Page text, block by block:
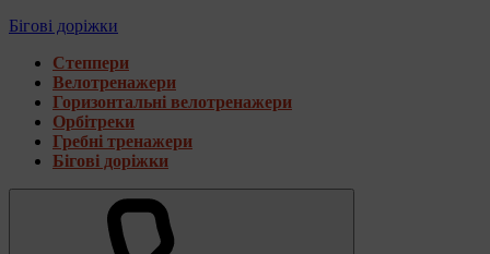
Бігові доріжки
Степпери
Велотренажери
Горизонтальні велотренажери
Орбітреки
Гребні тренажери
Бігові доріжки